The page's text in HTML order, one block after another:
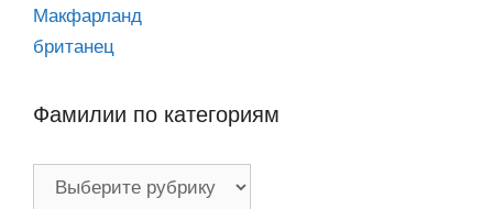
Макфарланд
британец
Фамилии по категориям